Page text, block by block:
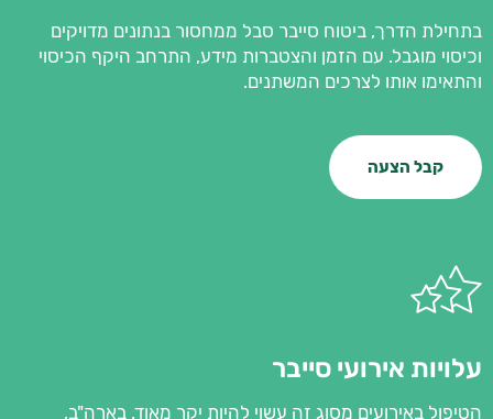
בתחילת הדרך, ביטוח סייבר סבל ממחסור בנתונים מדויקים
וכיסוי מוגבל. עם הזמן והצטברות מידע, התרחב היקף הכיסוי
והתאימו אותו לצרכים המשתנים.
קבל הצעה
עלויות אירועי סייבר
הטיפול באירועים מסוג זה עשוי להיות יקר מאוד. בארה"ב,